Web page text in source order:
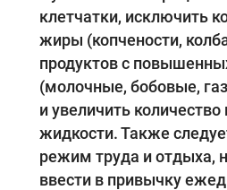
клетчатки, исключить
жиры (копчености,
продуктов с
(молочные, бобовые,
и увеличить
жидкости. Также
режим труда и отдыха,
ввести в привычку